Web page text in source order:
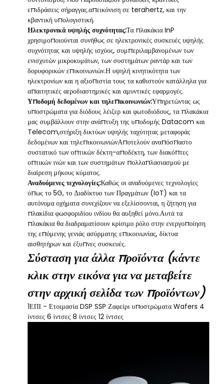
επιδράσεις σήραγγας.απεικόνιση σε terahertz, και την
κβαντική υπολογιστική.
Ηλεκτρονικά υψηλής συχνότητας:Τα πλακάκια InP
χρησιμοποιούνται συνήθως σε ηλεκτρονικές συσκευές υψηλής
συχνότητας και υψηλής ισχύος, συμπεριλαμβανομένων των
ενισχυτών μικροκυμάτων, των συστημάτων ραντάρ και των
δορυφορικών επικοινωνιών.Η υψηλή κινητικότητα των
ηλεκτρονίων και η αξιοπιστία τους τα καθιστούν κατάλληλα για
απαιτητικές αεροδιαστημικές και αμυντικές εφαρμογές.
Υποδομή δεδομένων και τηλεπικοινωνιών:Υπηρετώντας ως
υποστρώματα για διόδους λέιζερ και φωτοδιόδους, τα πλακάκια
μας συμβάλλουν στην ανάπτυξη της υποδομής Datacom και
Telecom,στήριξη δικτύων υψηλής ταχύτητας μεταφοράς
δεδομένων και τηλεπικοινωνιώνΑποτελούν αναπόσπαστο
συστατικό των οπτικών δέκτη-αποδέκτη, των διακόπτες
οπτικών ινών και των συστημάτων πολλαπλασιασμού με
διαίρεση μήκους κύματος.
Αναδυόμενες τεχνολογίες:Καθώς οι αναδυόμενες τεχνολογίες
όπως το 5G, το Διαδίκτυο των Πραγμάτων (IoT) και τα
αυτόνομα οχήματα συνεχίζουν να εξελίσσονται, η ζήτηση για
πλακίδια φωσφοριδίου ινδίου θα αυξηθεί μόνο.Αυτά τα
πλακάκια θα διαδραματίσουν κρίσιμο ρόλο στην ενεργοποίηση
της επόμενης γενιάς ασύρματης επικοινωνίας, δίκτυα
αισθητήρων και έξυπνες συσκευές.
Σύσταση για άλλα προϊόντα (κάντε
κλικ στην εικόνα για να μεταβείτε
στην αρχική σελίδα των προϊόντων)
1ΕΠΙ - Ετοιμασία DSP SSP Ζαφείρι υποστρώματα Wafers 4
ίντσες 6 ίντσες 8 ίντσες 12 ίντσες